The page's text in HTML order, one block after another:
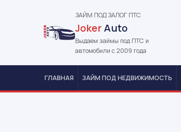
ЗАЙМ ПОД ЗАЛОГ ПТС
JokerAuto
Выдаем займы под ПТС и
автомобили с 2009 года
ГЛАВНАЯ ЗАЙМ ПОД НЕДВИЖИМОСТЬ